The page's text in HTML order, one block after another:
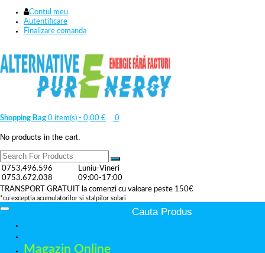
Contul meu
Autentificare
Finalizare comanda
Shopping Bag 0 item(s) - 0,00 € 0
No products in the cart.
0753.496.596
0753.672.038
Luniu-Vineri
09:00-17:00
TRANSPORT GRATUIT la comenzi cu valoare peste 150€
*cu exceptia acumulatorilor si stalpilor solari
Magazin Online